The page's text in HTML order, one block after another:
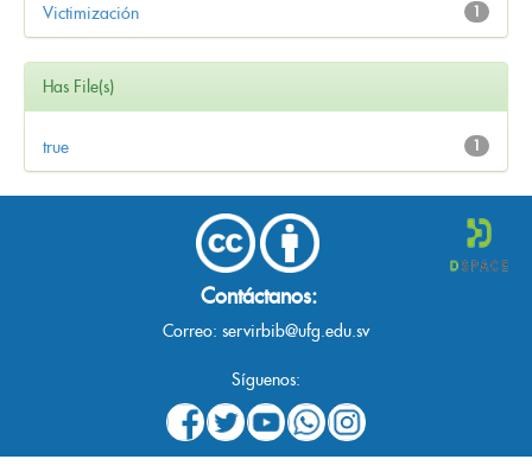
1
Victimización
Has File(s)
1
true
Contáctanos:
Correo: servirbib@ufg.edu.sv
Síguenos: